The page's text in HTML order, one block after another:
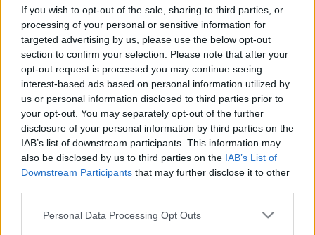
If you wish to opt-out of the sale, sharing to third parties, or
processing of your personal or sensitive information for
targeted advertising by us, please use the below opt-out
section to confirm your selection. Please note that after your
opt-out request is processed you may continue seeing
interest-based ads based on personal information utilized by
us or personal information disclosed to third parties prior to
your opt-out. You may separately opt-out of the further
disclosure of your personal information by third parties on the
IAB’s list of downstream participants. This information may
also be disclosed by us to third parties on the IAB’s List of
Downstream Participants that may further disclose it to other
Please note that this website/app uses one or more Google
Personal Data Processing Opt Outs
interjúrészletben Lennon arról beszél, hogy az igazi
rock'n'roll nem az, amikor a hatvanas évek zenéjét
hasznosítja újra valaki, hanem amikor saját maga talál ki
valamit - ennek megfelelően a Citroën "anti-retro"
szlogennel népszerűsíti egy új modelljét.
A reklámot ellenzők a "pénzéhes"Yoko Onó t kritizálják,
mert szerintük Lennon özvegyének nem lett volna szabad
hozzájárulnia a felvétel felhasználásához, mivel Lennon sem
"John Lennon sosem egyezett volna bele abba, hogy az ő